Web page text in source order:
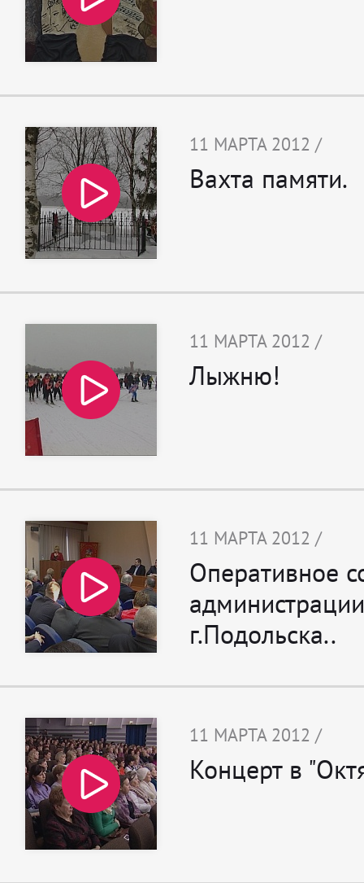
11 МАРТА 2012 /
Вахта памяти.
11 МАРТА 2012 /
Лыжню!
11 МАРТА 2012 /
Оперативное
администрации
г.Подольска..
11 МАРТА 2012 /
Концерт в